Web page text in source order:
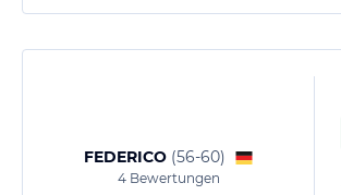
FEDERICO (56-60)
4 Bewertungen